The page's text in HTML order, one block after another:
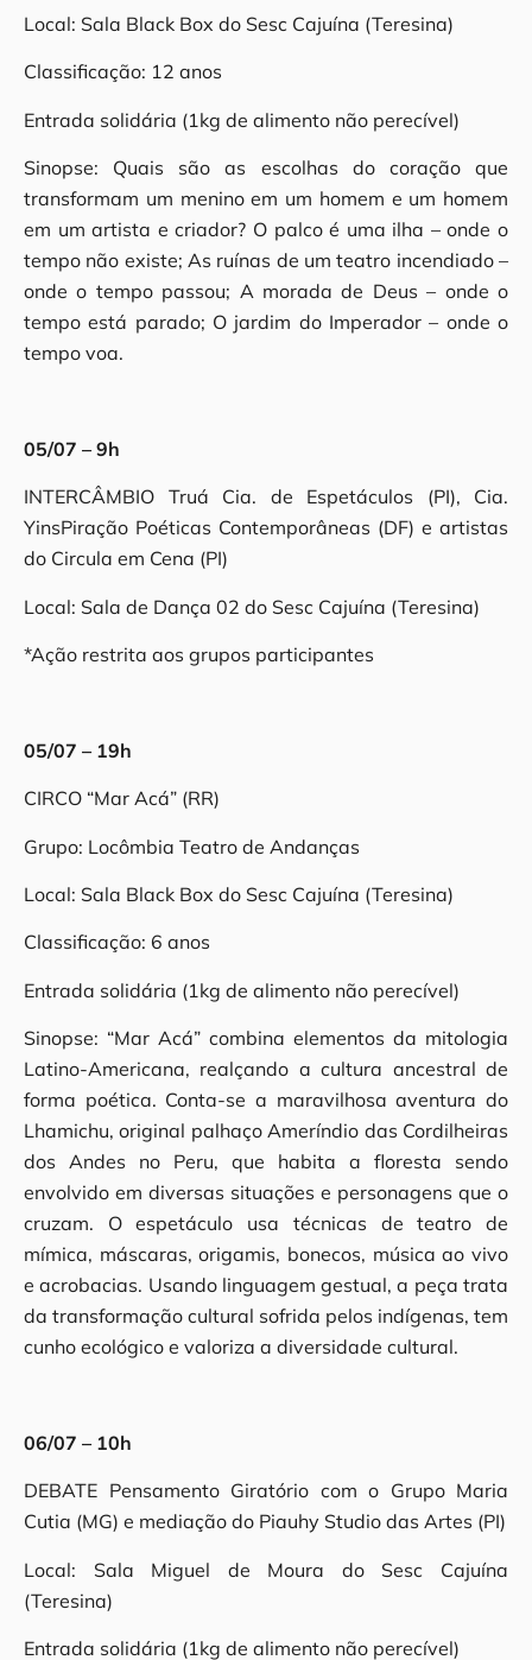
Local: Sala Black Box do Sesc Cajuína (Teresina)
Classificação: 12 anos
Entrada solidária (1kg de alimento não perecível)
Sinopse: Quais são as escolhas do coração que
transformam um menino em um homem e um homem
em um artista e criador? O palco é uma ilha – onde o
tempo não existe; As ruínas de um teatro incendiado –
onde o tempo passou; A morada de Deus – onde o
tempo está parado; O jardim do Imperador – onde o
tempo voa.
05/07 – 9h
INTERCÂMBIO Truá Cia. de Espetáculos (PI), Cia.
YinsPiração Poéticas Contemporâneas (DF) e artistas
do Circula em Cena (PI)
Local: Sala de Dança 02 do Sesc Cajuína (Teresina)
*Ação restrita aos grupos participantes
05/07 – 19h
CIRCO “Mar Acá” (RR)
Grupo: Locômbia Teatro de Andanças
Local: Sala Black Box do Sesc Cajuína (Teresina)
Classificação: 6 anos
Entrada solidária (1kg de alimento não perecível)
Sinopse: “Mar Acá” combina elementos da mitologia
Latino-Americana, realçando a cultura ancestral de
forma poética. Conta-se a maravilhosa aventura do
Lhamichu, original palhaço Ameríndio das Cordilheiras
dos Andes no Peru, que habita a floresta sendo
envolvido em diversas situações e personagens que o
cruzam. O espetáculo usa técnicas de teatro de
mímica, máscaras, origamis, bonecos, música ao vivo
e acrobacias. Usando linguagem gestual, a peça trata
da transformação cultural sofrida pelos indígenas, tem
cunho ecológico e valoriza a diversidade cultural.
06/07 – 10h
DEBATE Pensamento Giratório com o Grupo Maria
Cutia (MG) e mediação do Piauhy Studio das Artes (PI)
Local: Sala Miguel de Moura do Sesc Cajuína
(Teresina)
Entrada solidária (1kg de alimento não perecível)